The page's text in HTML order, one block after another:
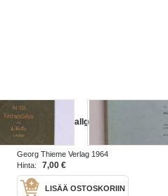
Grundriss der allgemeiner Zoologie
Georg Thieme Verlag 1964
Hinta:
7,00 €
LISÄÄ OSTOSKORIIN